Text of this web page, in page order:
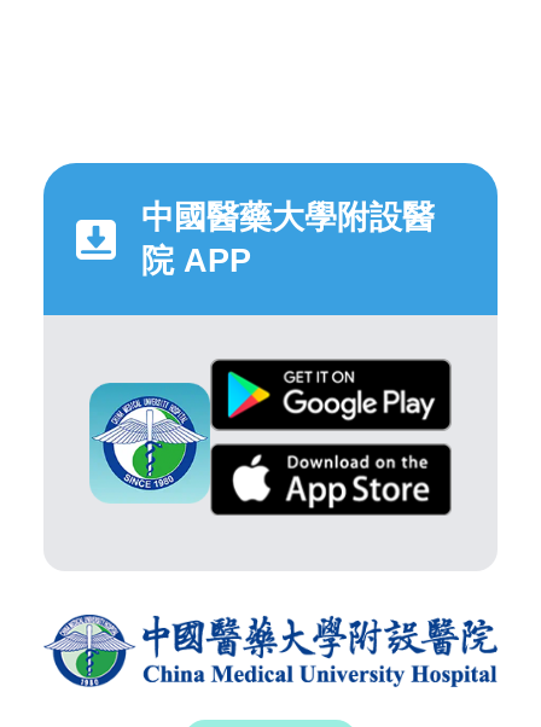
中國醫藥大學附設醫
院 APP